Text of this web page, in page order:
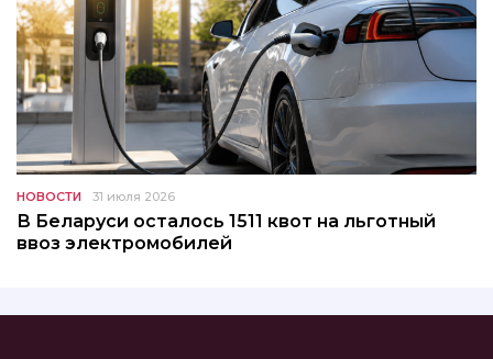
НОВОСТИ 31 июля 2026
В Беларуси осталось 1511 квот на льготный
ввоз электромобилей